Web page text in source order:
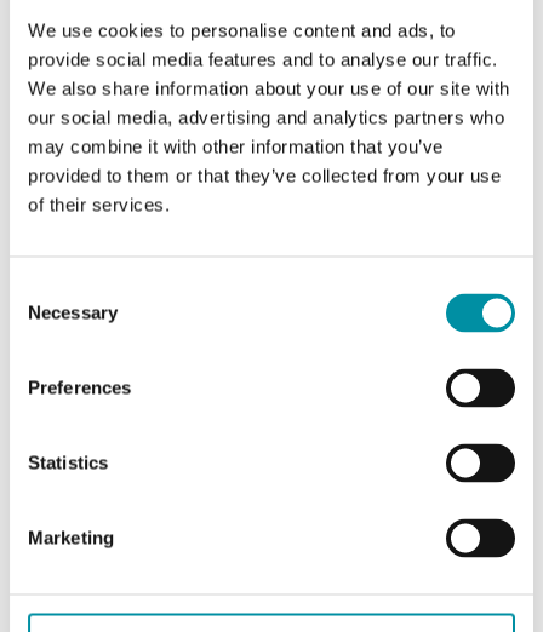
We use cookies to personalise content and ads, to
provide social media features and to analyse our traffic.
We also share information about your use of our site with
our social media, advertising and analytics partners who
may combine it with other information that you’ve
provided to them or that they’ve collected from your use
of their services.
Selection
Necessary
Preferences
Statistics
Marketing
temperatura per condotte d'aria
Classe apparecchio Classe III
Grado di protezione IP65
Temperatura ambiente
Temperatura di stoccaggio
Montaggio
75x103x266 mm